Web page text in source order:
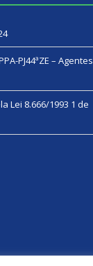
PJ44ªZE – Agentes
Lei 8.666/1993 1 de